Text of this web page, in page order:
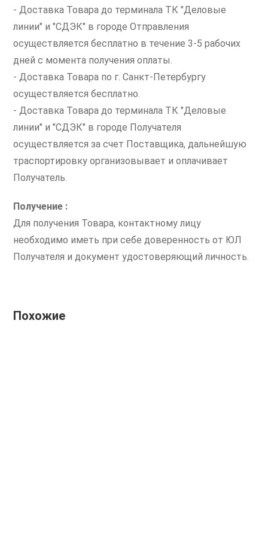
- Доставка Товара до терминала ТК "Деловые
линии" и "СДЭК" в городе Отправления
осуществляется бесплатно в течение 3-5 рабочих
дней с момента получения оплаты.
- Доставка Товара по г. Санкт-Петербургу
осуществляется бесплатно.
- Доставка Товара до терминала ТК "Деловые
линии" и "СДЭК" в городе Получателя
осуществляется за счет Поставщика, дальнейшую
траспортировку организовывает и оплачивает
Получатель.
Получение :
Для получения Товара, контактному лицу
необходимо иметь при себе доверенность от ЮЛ
Получателя и документ удостоверяющий личность.
Похожие